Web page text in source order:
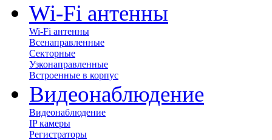
Wi-Fi антенны
Wi-Fi антенны
Всенаправленные
Секторные
Узконаправленные
Встроенные в корпус
Видеонаблюдение
Видеонаблюдение
IP камеры
Регистраторы